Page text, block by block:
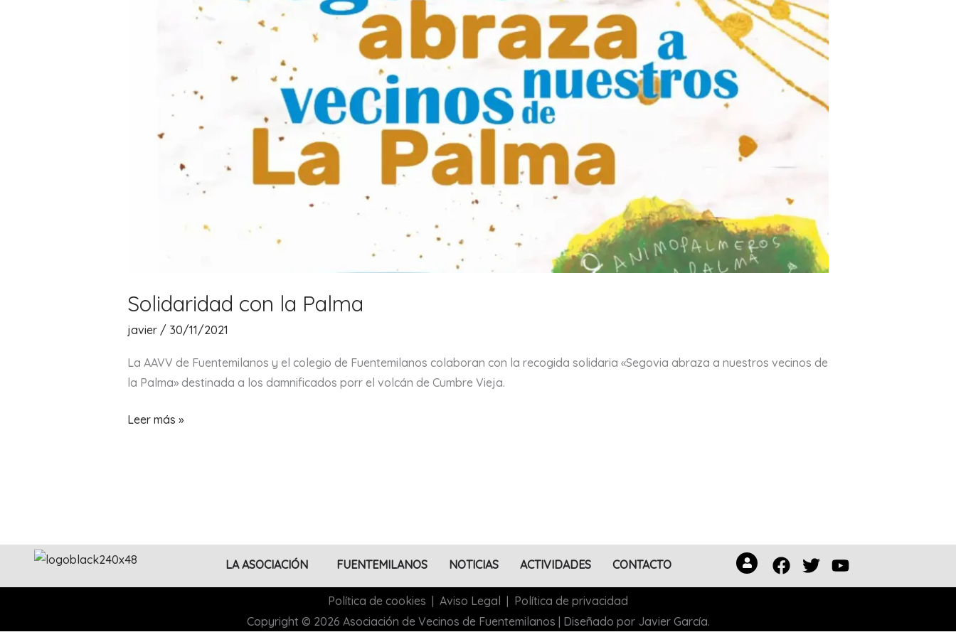
Solidaridad con la Palma
javier / 30/11/2021
La AAVV de Fuentemilanos y el colegio de Fuentemilanos colaboran con la recogida solidaria «Segovia abraza a nuestros vecinos de
la Palma» destinada a los damnificados porr el volcán de Cumbre Vieja.
Leer más »
LA ASOCIACIÓN FUENTEMILANOS NOTICIAS ACTIVIDADES CONTACTO Facebook
TwitterYoutube
Política de cookies | Aviso Legal | Política de privacidad
Copyright © 2026 Asociación de Vecinos de Fuentemilanos | Diseñado por Javier García.